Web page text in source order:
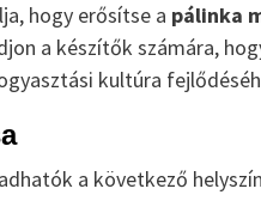
hogy erősítse a pálinka
a készítők számára,
kultúra
a következő